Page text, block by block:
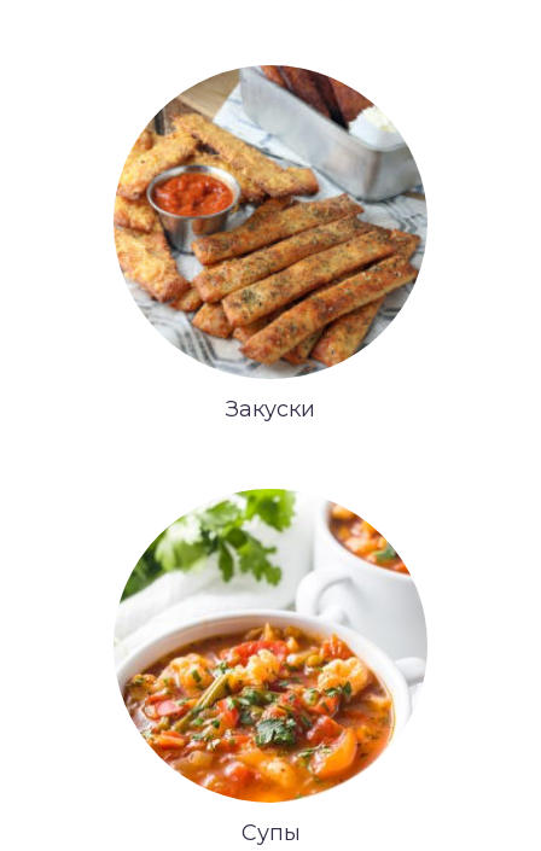
Закуски
Супы